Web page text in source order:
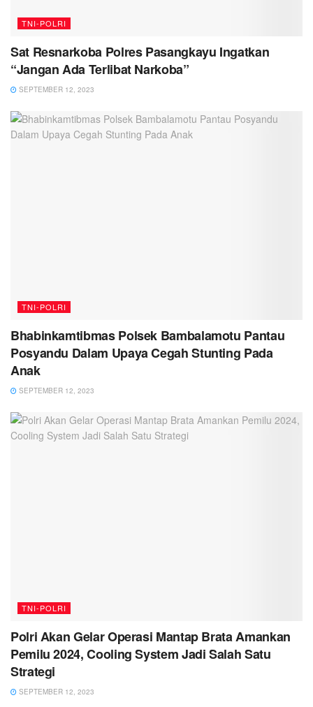
TNI-POLRI
Sat Resnarkoba Polres Pasangkayu Ingatkan
“Jangan Ada Terlibat Narkoba”
SEPTEMBER 12, 2023
TNI-POLRI
Bhabinkamtibmas Polsek Bambalamotu Pantau
Posyandu Dalam Upaya Cegah Stunting Pada
Anak
SEPTEMBER 12, 2023
TNI-POLRI
Polri Akan Gelar Operasi Mantap Brata Amankan
Pemilu 2024, Cooling System Jadi Salah Satu
Strategi
SEPTEMBER 12, 2023